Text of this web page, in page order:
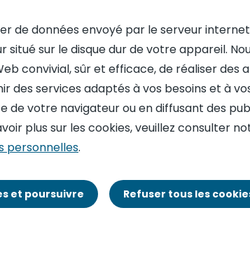
un des leaders mondiaux de la
le 1er trimestre de l’exercice 2016-2017.
de données envoyé par le serveur
situé sur le disque dur de votre appareil.
convivial, sûr et efficace, de réaliser des
des services adaptés à vos besoins et à
de votre navigateur ou en diffusant des
plus sur les cookies, veuillez consulter
personnelles.
et poursuivre
Refuser tous les